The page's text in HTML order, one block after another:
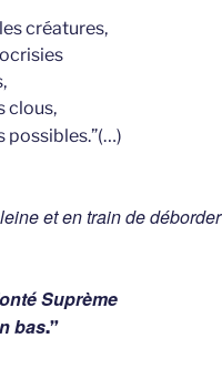
créatures,
clous,
possibles.”(…)
et en train de déborder
Suprème
bas.”